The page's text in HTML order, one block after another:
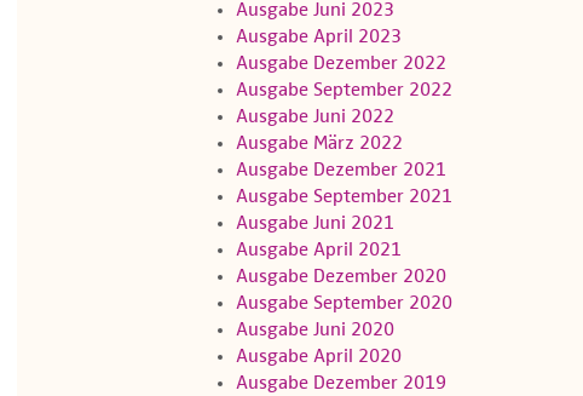
Ausgabe Juni 2023
Ausgabe April 2023
Ausgabe Dezember 2022
Ausgabe September 2022
Ausgabe Juni 2022
Ausgabe März 2022
Ausgabe Dezember 2021
Ausgabe September 2021
Ausgabe Juni 2021
Ausgabe April 2021
Ausgabe Dezember 2020
Ausgabe September 2020
Ausgabe Juni 2020
Ausgabe April 2020
Ausgabe Dezember 2019